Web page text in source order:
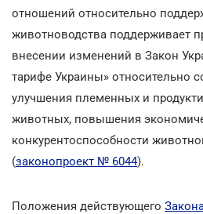
отношений относительно
животноводства поддерживает
внесении изменений в Закон
тарифе Украины» относительно
улучшения племенных и
животных, повышения
конкурентоспособности
(законопроект № 6044).
Положения действующего